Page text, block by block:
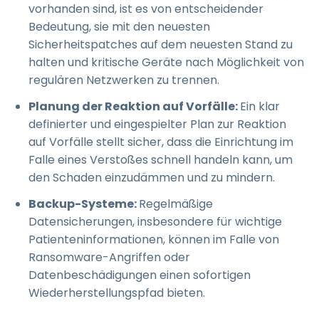
vorhanden sind, ist es von entscheidender
Bedeutung, sie mit den neuesten
Sicherheitspatches auf dem neuesten Stand zu
halten und kritische Geräte nach Möglichkeit von
regulären Netzwerken zu trennen.
Planung der Reaktion auf Vorfälle:Ein klar
definierter und eingespielter Plan zur Reaktion
auf Vorfälle stellt sicher, dass die Einrichtung im
Falle eines Verstoßes schnell handeln kann, um
den Schaden einzudämmen und zu mindern.
Backup-Systeme:Regelmäßige
Datensicherungen, insbesondere für wichtige
Patienteninformationen, können im Falle von
Ransomware-Angriffen oder
Datenbeschädigungen einen sofortigen
Wiederherstellungspfad bieten.